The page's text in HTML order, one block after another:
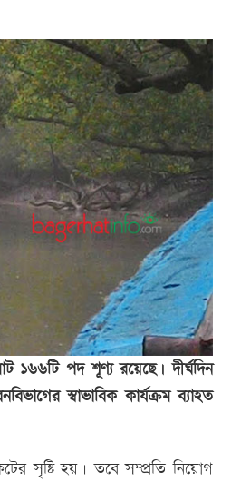
পূর্ব
বনবিভাগে
১৬৬
পদই
শূন্য
১৬৬টি পদ শূণ্য রয়েছে। দীর্ঘদিন
স্বাভাবিক কার্যক্রম ব্যাহত
সৃষ্টি হয়। তবে সম্প্রতি নিয়োগ